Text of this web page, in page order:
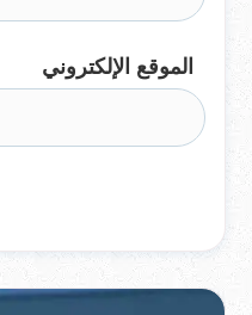
الموقع الإلكتروني